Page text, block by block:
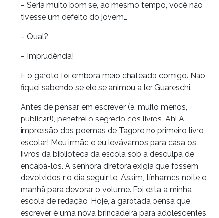
– Seria muito bom se, ao mesmo tempo, você não
tivesse um defeito do jovem…
– Qual?
– Imprudência!
E o garoto foi embora meio chateado comigo. Não
fiquei sabendo se ele se animou a ler Guareschi.
Antes de pensar em escrever (e, muito menos,
publicar!), penetrei o segredo dos livros. Ah! A
impressão dos poemas de Tagore no primeiro livro
escolar! Meu irmão e eu levávamos para casa os
livros da biblioteca da escola sob a desculpa de
encapá-los. A senhora diretora exigia que fossem
devolvidos no dia seguinte. Assim, tínhamos noite e
manhã para devorar o volume. Foi esta a minha
escola de redação. Hoje, a garotada pensa que
escrever é uma nova brincadeira para adolescentes